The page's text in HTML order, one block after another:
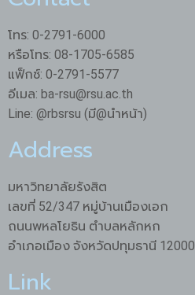
โทร: 0-2791-6000
หรือโทร: 08-1705-6585
แฟ็กซ์: 0-2791-5577
อีเมล: ba-rsu@rsu.ac.th
Line: @rbsrsu (มี@นำหน้า)
Address
มหาวิทยาลัยรังสิต
เลขที่ 52/347 หมู่บ้านเมืองเอก
ถนนพหลโยธิน ตำบลหลักหก
อำเภอเมือง จังหวัดปทุมธานี 12000
Link